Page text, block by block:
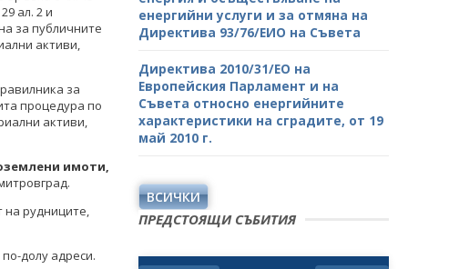
ал. 2 и
за публичните
активи,
за
процедура по
активи,
имоти,
на рудниците,
долу адреси.
енергийни услуги и за отмяна на
Директива 93/76/ЕИО на Съвета
Директива 2010/31/ЕО на
Европейския Парламент и на
Съвета относно енергийните
характеристики на сградите, от 19
май 2010 г.
ВСИЧКИ
ПРЕДСТОЯЩИ СЪБИТИЯ